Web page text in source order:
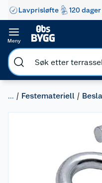
Lavprisløfte 120
Meny
... Festemateriell